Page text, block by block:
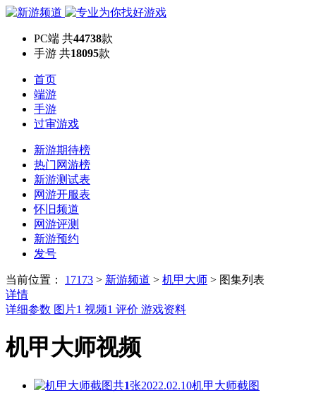
PC端 共44738款
手游 共18095款
首页
端游
手游
过审游戏
新游期待榜
热门网游榜
新游测试表
网游开服表
怀旧频道
网游评测
新游预约
发号
当前位置： 17173 > 新游频道 > 机甲大师 > 图集列表
详情
详细参数 图片1 视频1 评价 游戏资料
机甲大师视频
共1张2022.02.10机甲大师截图